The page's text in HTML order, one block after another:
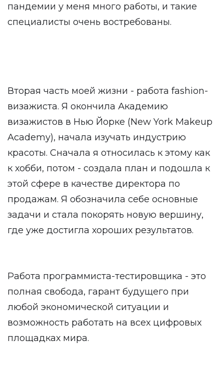
пандемии у меня много работы, и такие
специалисты очень востребованы.
Вторая часть моей жизни - работа fashion-
визажиста. Я окончила Академию
визажистов в Нью Йорке (New York Makeup
Academy), начала изучать индустрию
красоты. Сначала я относилась к этому как
к хобби, потом - создала план и подошла к
этой сфере в качестве директора по
продажам. Я обозначила себе основные
задачи и стала покорять новую вершину,
где уже достигла хороших результатов.
Работа программиста-тестировщика - это
полная свобода, гарант будущего при
любой экономической ситуации и
возможность работать на всех цифровых
площадках мира.